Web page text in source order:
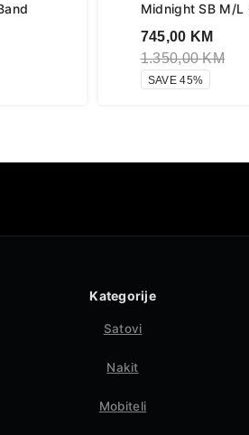
Midnight SB M/L
745,00 KM
1.350,00KM
SAVE 45%
Kategorije
Satovi
Nakit
Mobiteli